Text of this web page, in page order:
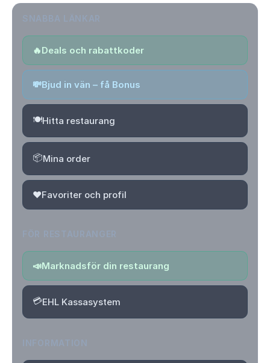
🔥Deals och rabattkoder
💸Bjud in vän – få Bonus
🍽️Hitta restaurang
📦Mina order
❤️Favoriter och profil
📣Marknadsför din restaurang
💳EHL Kassasystem